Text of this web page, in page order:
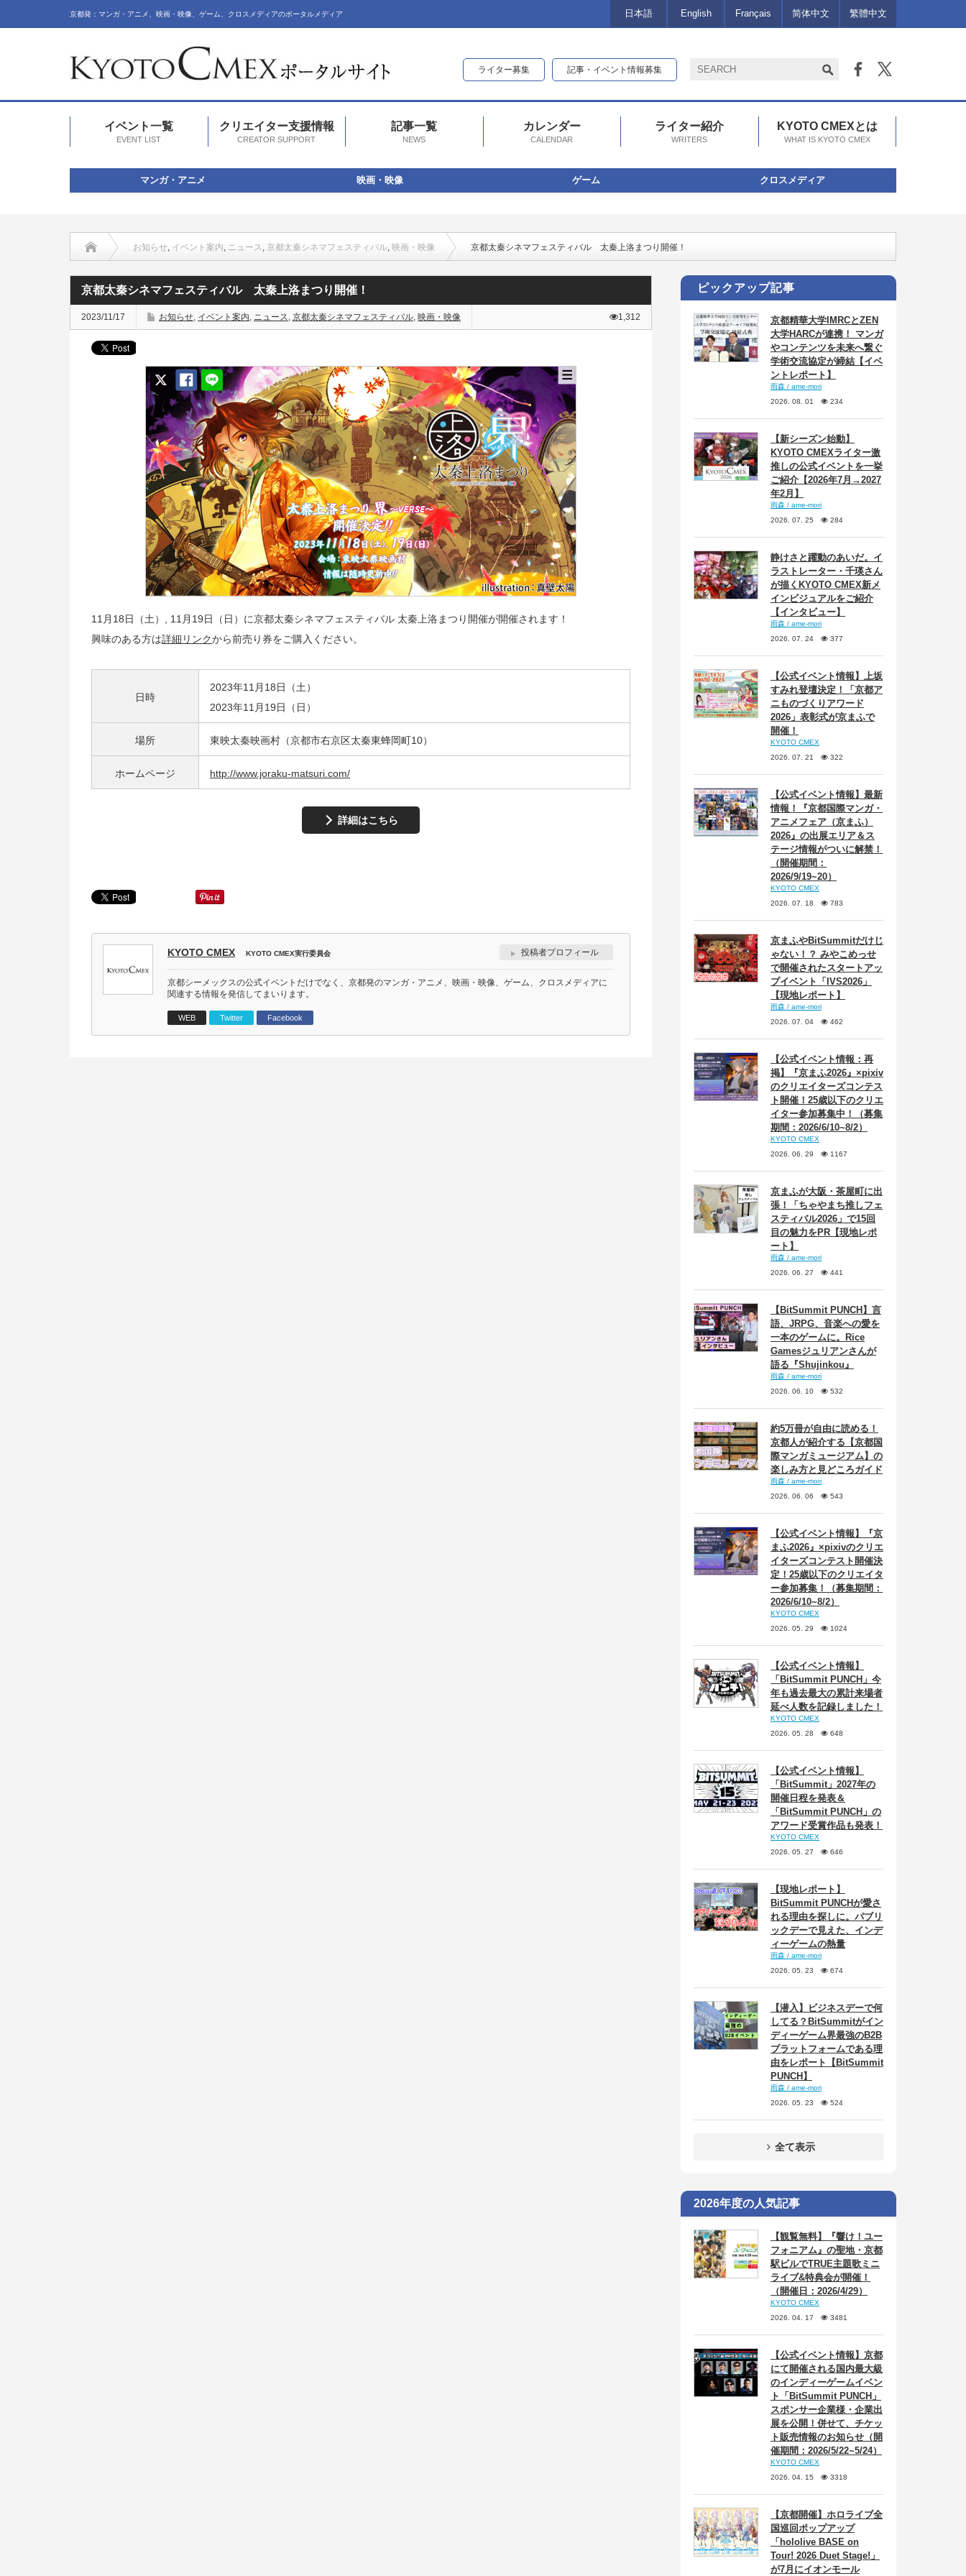
京都発：マンガ・アニメ、映画・映像、ゲーム、クロスメディアのポータルメディア 日本語 English Français 简体中文 繁體中文
ライター募集 記事・イベント情報募集
イベント一覧
EVENT LIST
クリエイター支援情報
CREATOR SUPPORT
記事一覧
NEWS
カレンダー
CALENDAR
ライター紹介
WRITERS
KYOTO CMEXとは
WHAT IS KYOTO CMEX
マンガ・アニメ 映画・映像 ゲーム クロスメディア
お知らせ, イベント案内, ニュース, 京都太秦シネマフェスティバル, 映画・映像 京都太秦シネマフェスティバル 太秦上洛まつり開催！
京都太秦シネマフェスティバル 太秦上洛まつり開催！
2023/11/17 お知らせ, イベント案内, ニュース, 京都太秦シネマフェスティバル, 映画・映像 1,312
11月18日（土）, 11月19日（日）に京都太秦シネマフェスティバル 太秦上洛まつり開催が開催されます！
興味のある方は詳細リンクから前売り券をご購入ください。
日時
2023年11月18日（土）
2023年11月19日（日）
場所 東映太秦映画村（京都市右京区太秦東蜂岡町10）
ホームページ http://www.joraku-matsuri.com/
詳細はこちら
KYOTO CMEX KYOTO CMEX実行委員会 投稿者プロフィール
京都シーメックスの公式イベントだけでなく、京都発のマンガ・アニメ、映画・映像、ゲーム、クロスメディアに
関連する情報を発信してまいります。
WEB Twitter Facebook
ピックアップ記事
京都精華大学IMRCとZEN
大学HARCが連携！ マンガ
やコンテンツを未来へ繋ぐ
学術交流協定が締結【イベ
ントレポート】
雨森 / ame-mori
2026. 08. 01
234
【新シーズン始動】
KYOTO CMEXライター激
推しの公式イベントを一挙
ご紹介【2026年7月→2027
年2月】
雨森 / ame-mori
2026. 07. 25
284
静けさと躍動のあいだ。イ
ラストレーター・千瑛さん
が描くKYOTO CMEX新メ
インビジュアルをご紹介
【インタビュー】
雨森 / ame-mori
2026. 07. 24
377
【公式イベント情報】上坂
すみれ登壇決定！「京都ア
ニものづくりアワード
2026」表彰式が京まふで
開催！
KYOTO CMEX
2026. 07. 21
322
【公式イベント情報】最新
情報！『京都国際マンガ・
アニメフェア（京まふ）
2026』の出展エリア＆ス
テージ情報がついに解禁！
（開催期間：
2026/9/19~20）
KYOTO CMEX
2026. 07. 18
783
京まふやBitSummitだけじ
ゃない！？ みやこめっせ
で開催されたスタートアッ
プイベント「IVS2026」
【現地レポート】
雨森 / ame-mori
2026. 07. 04
462
【公式イベント情報：再
掲】『京まふ2026』×pixiv
のクリエイターズコンテス
ト開催！25歳以下のクリエ
イター参加募集中！（募集
期間：2026/6/10~8/2）
KYOTO CMEX
2026. 06. 29
1167
京まふが大阪・茶屋町に出
張！「ちゃやまち推しフェ
スティバル2026」で15回
目の魅力をPR【現地レポ
ート】
雨森 / ame-mori
2026. 06. 27
441
【BitSummit PUNCH】言
語、JRPG、音楽への愛を
一本のゲームに。Rice
Gamesジュリアンさんが
語る『Shujinkou』
雨森 / ame-mori
2026. 06. 10
532
約5万冊が自由に読める！
京都人が紹介する【京都国
際マンガミュージアム】の
楽しみ方と見どころガイド
雨森 / ame-mori
2026. 06. 06
543
【公式イベント情報】『京
まふ2026』×pixivのクリエ
イターズコンテスト開催決
定！25歳以下のクリエイタ
ー参加募集！（募集期間：
2026/6/10~8/2）
KYOTO CMEX
2026. 05. 29
1024
【公式イベント情報】
「BitSummit PUNCH」今
年も過去最大の累計来場者
延べ人数を記録しました！
KYOTO CMEX
2026. 05. 28
648
【公式イベント情報】
「BitSummit」2027年の
開催日程を発表＆
「BitSummit PUNCH」の
アワード受賞作品も発表！
KYOTO CMEX
2026. 05. 27
646
【現地レポート】
BitSummit PUNCHが愛さ
れる理由を探しに。パブリ
ックデーで見えた、インデ
ィーゲームの熱量
雨森 / ame-mori
2026. 05. 23
674
【潜入】ビジネスデーで何
してる？BitSummitがイン
ディーゲーム界最強のB2B
プラットフォームである理
由をレポート【BitSummit
PUNCH】
雨森 / ame-mori
2026. 05. 23
524
全て表示
2026年度の人気記事
【観覧無料】『響け！ユー
フォニアム』の聖地・京都
駅ビルでTRUE主題歌ミニ
ライブ&特典会が開催！
（開催日：2026/4/29）
KYOTO CMEX
2026. 04. 17
3481
【公式イベント情報】京都
にて開催される国内最大級
のインディーゲームイベン
ト「BitSummit PUNCH」
スポンサー企業様・企業出
展を公開！併せて、チケッ
ト販売情報のお知らせ（開
催期間：2026/5/22~5/24）
KYOTO CMEX
2026. 04. 15
3318
【京都開催】ホロライブ全
国巡回ポップアップ
「hololive BASE on
Tour! 2026 Duet Stage!」
が7月にイオンモール